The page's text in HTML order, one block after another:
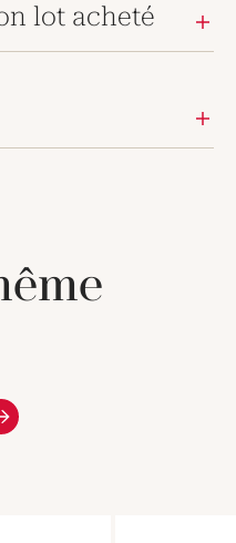
lot acheté